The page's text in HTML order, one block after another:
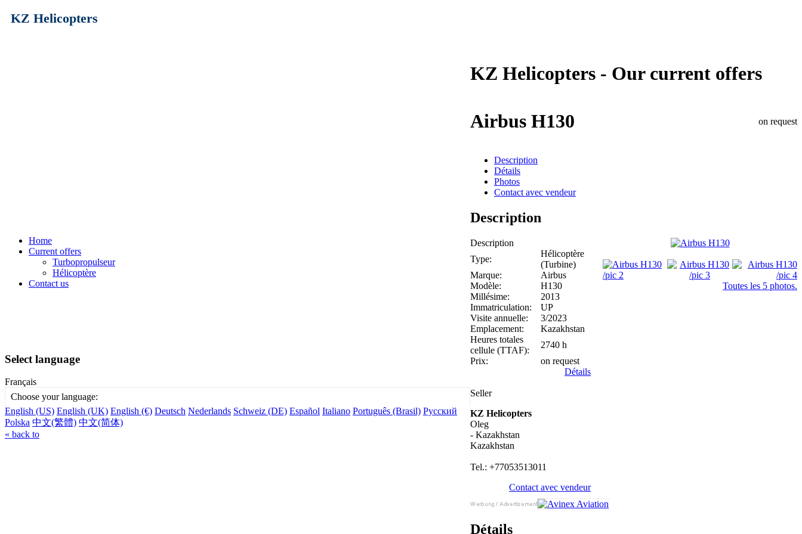
KZ Helicopters
Home
Current offers
Turbopropulseur
Hélicoptère
Contact us
Select language
Français
Choose your language:
English (US) English (UK) English (€) Deutsch Nederlands Schweiz (DE) Español Italiano Português (Brasil) Русский
Polska 中文(繁體) 中文(简体)
« back to
KZ Helicopters - Our current offers
Airbus H130 on request
Description
Détails
Photos
Contact avec vendeur
Description
Description
Type:
Hélicoptère
(Turbine)
Marque:
Airbus
Modèle:
H130
Millésime:
2013
Immatriculation:
UP
Visite annuelle:
3/2023
Emplacement:
Kazakhstan
Heures totales
cellule (TTAF):
2740 h
Prix:
on request
Détails
Seller
KZ Helicopters
Oleg
- Kazakhstan
Kazakhstan
Tel.: +77053513011
Contact avec vendeur
Toutes les 5 photos.
Détails